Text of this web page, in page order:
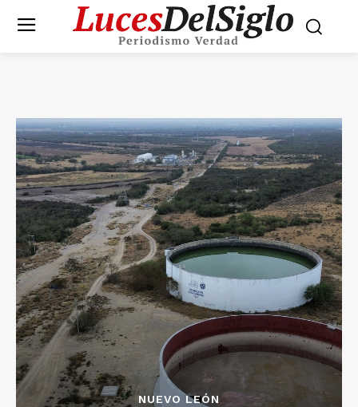
NUEVO LEÓN